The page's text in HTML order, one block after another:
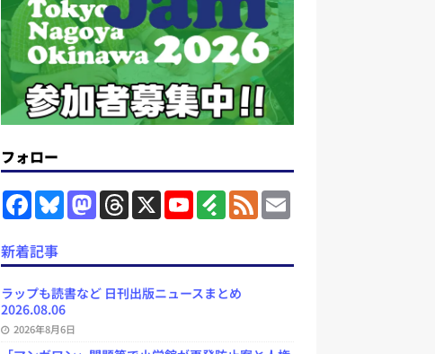
フォロー
F
a
e
b
o
o
k
B
l
k
y
M
a
d
o
n
T
h
d
s
X
Y
o
b
C
F
e
y
F
e
E
m
新着記事
ラップも読書など 日刊出版ニュースまとめ
2026.08.06
2026年8月6日